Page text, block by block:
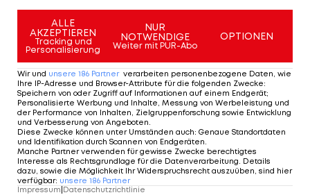
Der 1:0-Auftakterfolg im Cup gegen Drittligist
Kaiserslautern am Montag war hart erkämpft,
aber er gelang.
Abgesehen von den passenden Ergebnissen
definierte Hütter freilich auch ein anderes Ziel:
"Dass wir begeisternden und attraktiven Fußball
spielen", betonte der 14-fache ÖFB-Teamspieler,
der mit Hannes Wolf undStefan Lainerzwei
Österreicher im Kader hat. Wie ihr Coach verfügen
ALLE
AKZEPTIEREN
Tracking und
Personalisierung
NUR
NOTWENDIGE
Weiter mit PUR-Abo
OPTIONEN
Wir und unsere 186 Partner verarbeiten personenbezogene Daten, wie
Ihre IP-Adresse und Browser-Attribute für die folgenden Zwecke:
Speichern von oder Zugriff auf Informationen auf einem Endgerät;
Personalisierte Werbung und Inhalte, Messung von Werbeleistung und
der Performance von Inhalten, Zielgruppenforschung sowie Entwicklung
und Verbesserung von Angeboten.
Diese Zwecke können unter Umständen auch: Genaue Standortdaten
und Identifikation durch Scannen von Endgeräten.
Manche Partner verwenden für gewisse Zwecke berechtigtes
Interesse als Rechtsgrundlage für die Datenverarbeitung. Details
dazu, sowie die Möglichkeit Ihr Widerspruchsrecht auszuüben, sind hier
verfügbar: unsere 186 Partner
Impressum Datenschutzrichtlinie